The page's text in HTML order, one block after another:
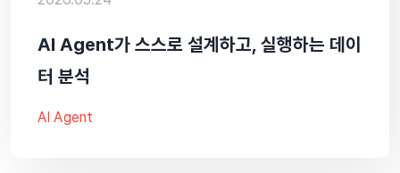
Al Agent가 스스로 설계하고, 실행하는 데이
터 분석
AI Agent